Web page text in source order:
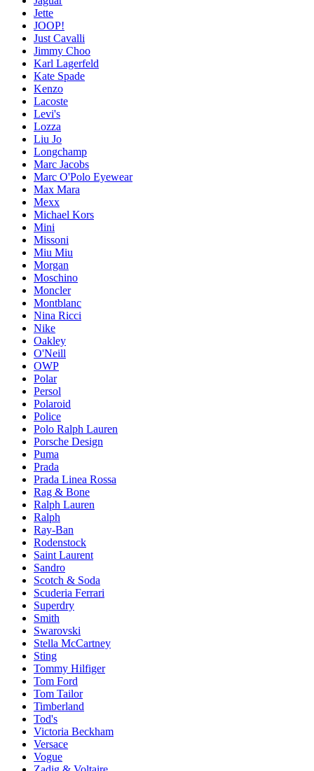
Jette
JOOP!
Just Cavalli
Jimmy Choo
Karl Lagerfeld
Kate Spade
Kenzo
Lacoste
Levi's
Lozza
Liu Jo
Longchamp
Marc Jacobs
Marc O'Polo Eyewear
Max Mara
Mexx
Michael Kors
Mini
Missoni
Miu Miu
Morgan
Moschino
Moncler
Montblanc
Nina Ricci
Nike
Oakley
O'Neill
OWP
Polar
Persol
Polaroid
Police
Polo Ralph Lauren
Porsche Design
Puma
Prada
Prada Linea Rossa
Rag & Bone
Ralph Lauren
Ralph
Ray-Ban
Rodenstock
Saint Laurent
Sandro
Scotch & Soda
Scuderia Ferrari
Superdry
Smith
Swarovski
Stella McCartney
Sting
Tommy Hilfiger
Tom Ford
Tom Tailor
Timberland
Tod's
Victoria Beckham
Versace
Vogue